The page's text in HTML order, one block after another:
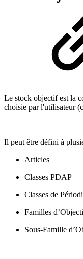
Le stock objectif est la
choisie par l'utilisateur
Il peut être défini à
Articles
Classes PDAP
Classes de
Familles
Sous-Famille